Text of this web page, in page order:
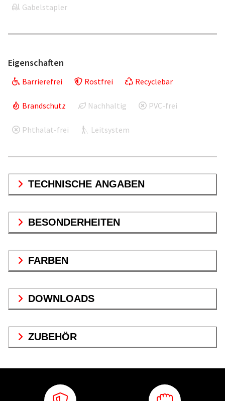
Gabelstapler
Eigenschaften
Barrierefrei Rostfrei Recyclebar
Brandschutz Nachhaltig PVC-frei
Phthalat-frei Leitsystem
TECHNISCHE ANGABEN
BESONDERHEITEN
FARBEN
DOWNLOADS
ZUBEHÖR